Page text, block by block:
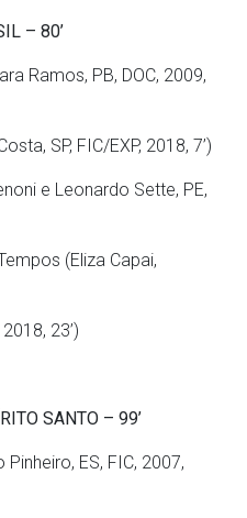
– 80’
Ramos, PB, DOC, 2009,
SP, FIC/EXP, 2018, 7’)
e Leonardo Sette, PE,
(Eliza Capai,
23’)
SANTO – 99’
ES, FIC, 2007,